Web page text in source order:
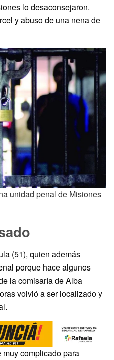
lo desaconsejaron.
y abuso de una nena de
unidad penal de Misiones
(51), quien además
porque hace algunos
la comisaría de Alba
volvió a ser localizado y
complicado para